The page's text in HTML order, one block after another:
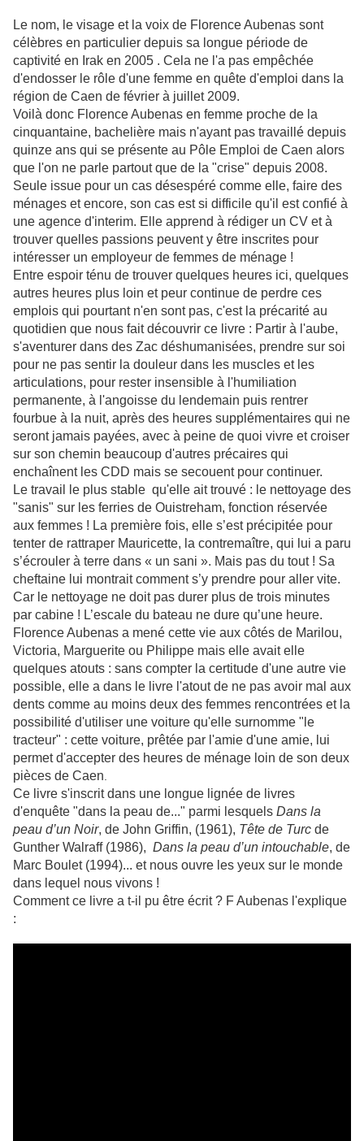
Le nom, le visage et la voix de Florence Aubenas sont
célèbres en particulier depuis sa longue période de
captivité en Irak en 2005 . Cela ne l'a pas empêchée
d'endosser le rôle d'une femme en quête d'emploi dans la
région de Caen de février à juillet 2009.
Voilà donc Florence Aubenas en femme proche de la
cinquantaine, bachelière mais n'ayant pas travaillé depuis
quinze ans qui se présente au Pôle Emploi de Caen alors
que l'on ne parle partout que de la "crise" depuis 2008.
Seule issue pour un cas désespéré comme elle, faire des
ménages et encore, son cas est si difficile qu'il est confié à
une agence d'interim. Elle apprend à rédiger un CV et à
trouver quelles passions peuvent y être inscrites pour
intéresser un employeur de femmes de ménage !
Entre espoir ténu de trouver quelques heures ici, quelques
autres heures plus loin et peur continue de perdre ces
emplois qui pourtant n'en sont pas, c'est la précarité au
quotidien que nous fait découvrir ce livre : Partir à l'aube,
s'aventurer dans des Zac déshumanisées, prendre sur soi
pour ne pas sentir la douleur dans les muscles et les
articulations, pour rester insensible à l'humiliation
permanente, à l'angoisse du lendemain puis rentrer
fourbue à la nuit, après des heures supplémentaires qui ne
seront jamais payées, avec à peine de quoi vivre et croiser
sur son chemin beaucoup d'autres précaires qui
enchaînent les CDD mais se secouent pour continuer.
Le travail le plus stable qu'elle ait trouvé : le nettoyage des
"sanis" sur les ferries de Ouistreham, fonction réservée
aux femmes ! La première fois, elle s’est précipitée pour
tenter de rattraper Mauricette, la contremaître, qui lui a paru
s’écrouler à terre dans « un sani ». Mais pas du tout ! Sa
cheftaine lui montrait comment s’y prendre pour aller vite.
Car le nettoyage ne doit pas durer plus de trois minutes
par cabine ! L’escale du bateau ne dure qu’une heure.
Florence Aubenas a mené cette vie aux côtés de Marilou,
Victoria, Marguerite ou Philippe mais elle avait elle
quelques atouts : sans compter la certitude d'une autre vie
possible, elle a dans le livre l'atout de ne pas avoir mal aux
dents comme au moins deux des femmes rencontrées et la
possibilité d'utiliser une voiture qu'elle surnomme "le
tracteur" : cette voiture, prêtée par l'amie d'une amie, lui
permet d'accepter des heures de ménage loin de son deux
pièces de Caen
Ce livre s'inscrit dans une longue lignée de livres
d'enquête "dans la peau de..." parmi lesquels Dans la
peau d’un Noir, de John Griffin, (1961), Tête de Turc de
Gunther Walraff (1986), Dans la peau d’un intouchable, de
Marc Boulet (1994)... et nous ouvre les yeux sur le monde
dans lequel nous vivons !
Comment ce livre a t-il pu être écrit ? F Aubenas l'explique
: